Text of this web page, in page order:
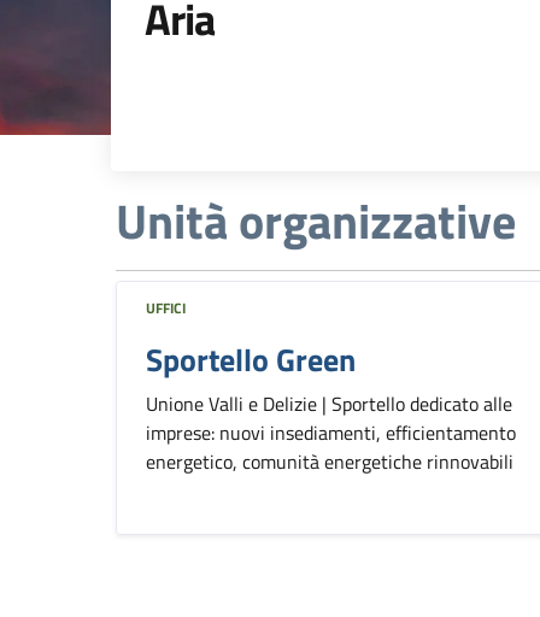
Aria
Unità organizzative
UFFICI
Sportello Green
Unione Valli e Delizie | Sportello dedicato alle
imprese: nuovi insediamenti, efficientamento
energetico, comunità energetiche rinnovabili